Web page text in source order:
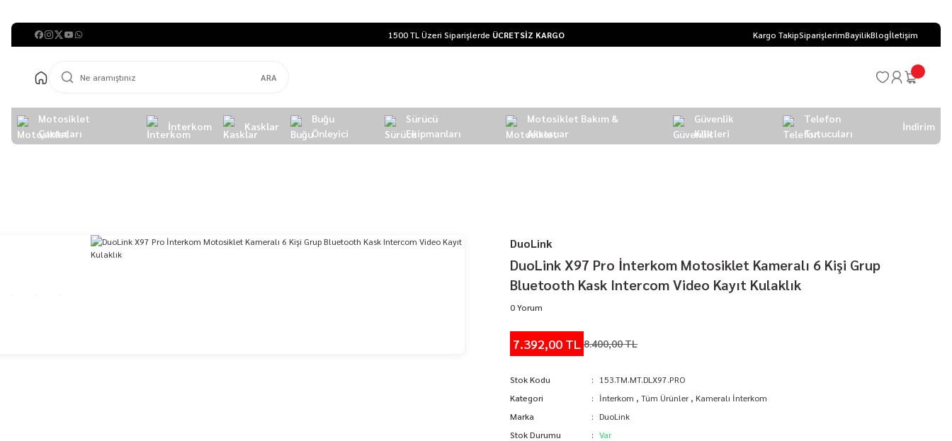
1500 TL Üzeri Siparişlerde ÜCRETSİZ KARGO Kargo TakipSiparişlerimBayilikBlogİletişim
ARA
Motosiklet
Çantaları
İnterkom Kasklar
Buğu
Önleyici
Sürücü
Ekipmanları
Motosiklet Bakım &
Aksesuar
Güvenlik
Kilitleri
Telefon
Tutucuları
İndirim
DuoLink
DuoLink X97 Pro İnterkom Motosiklet Kameralı 6 Kişi Grup
Bluetooth Kask Intercom Video Kayıt Kulaklık
0 Yorum
7.392,00 TL 8.400,00 TL
Stok Kodu
153.TM.MT.DLX97.PRO
Kategori
İnterkom ,Tüm Ürünler , Kameralı İnterkom
Marka
DuoLink
Stok Durumu
Var